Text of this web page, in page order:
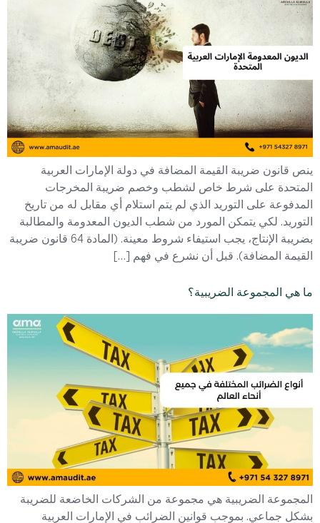
ينص قانون ضريبة القيمة المضافة في دولة الإمارات العربية
المتحدة على شرط خاص لشطب وخصم ضريبة المخرجات
المدفوعة على التوريد الذي لم يتم استلام أي مقابل له من تاريخ
التوريد. لكي يتمكن المورد من شطب الديون المعدومة والمطالبة
بضريبة الإنتاج، يجب استيفاء شروط معينة. (المادة 64 قانون ضريبة
القيمة المضافة). قبل أن نشرع في فهم […]
ما هي المجموعة الضريبية؟
المجموعة الضريبية هي مجموعة من الشركات الخاضعة للضريبة
بشكل جماعي. بموجب قوانين الضرائب في الإمارات العربية